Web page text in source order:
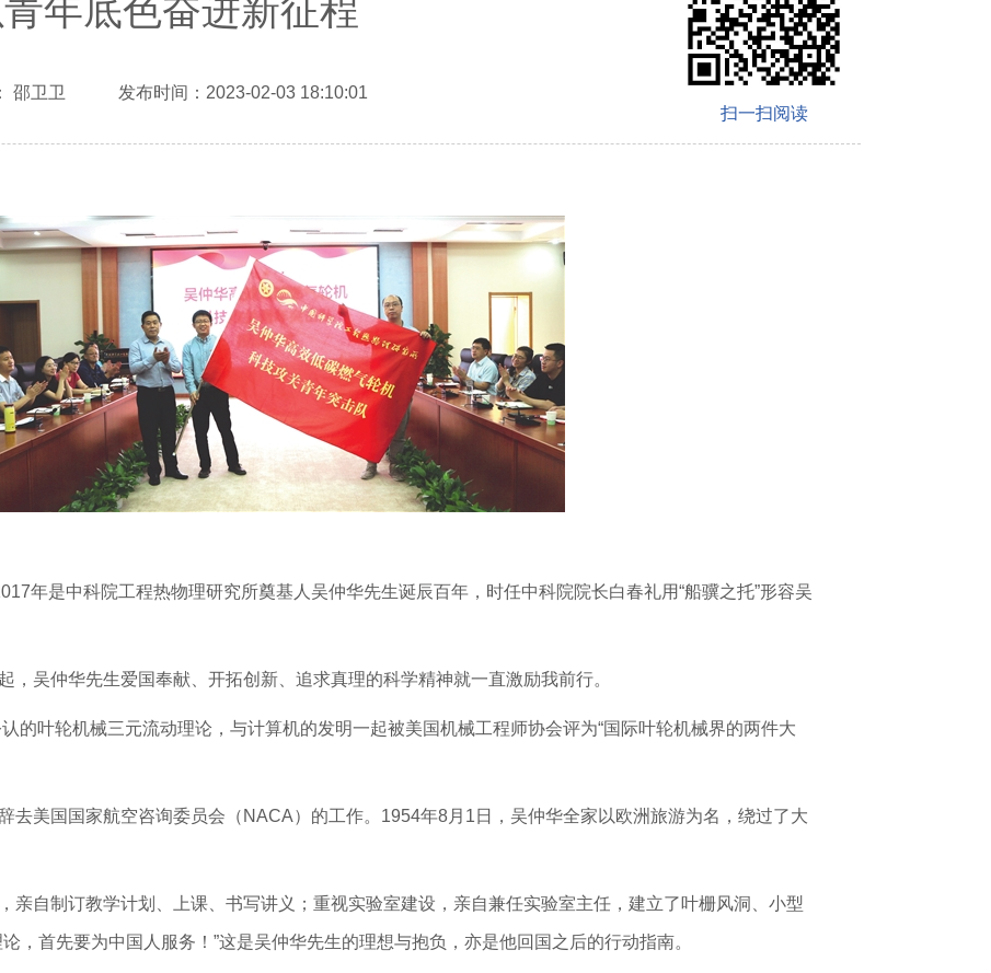
青年底色奋进新征程
邵卫卫 发布时间：2023-02-03 18:10:01
扫一扫阅读
年是中科院工程热物理研究所奠基人吴仲华先生诞辰百年，时任中科院院长白春礼用“船骥之托”形容吴
，吴仲华先生爱国奉献、开拓创新、追求真理的科学精神就一直激励我前行。
的叶轮机械三元流动理论，与计算机的发明一起被美国机械工程师协会评为“国际叶轮机械界的两件大
去美国国家航空咨询委员会（NACA）的工作。1954年8月1日，吴仲华全家以欧洲旅游为名，绕过了大
亲自制订教学计划、上课、书写讲义；重视实验室建设，亲自兼任实验室主任，建立了叶栅风洞、小型
，首先要为中国人服务！”这是吴仲华先生的理想与抱负，亦是他回国之后的行动指南。